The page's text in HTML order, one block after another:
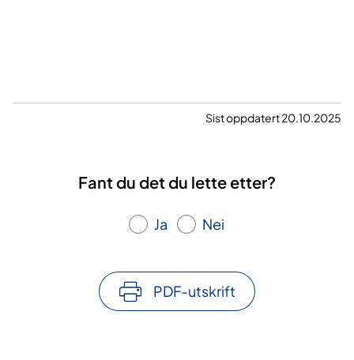
Sist oppdatert 20.10.2025
Fant du det du lette etter?
Ja Nei
PDF-utskrift